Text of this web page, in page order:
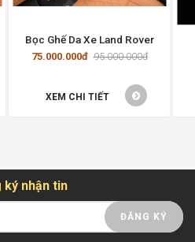
Bọc Ghế Da Xe Land Rover
75.000.000đ 95.000.000đ
XEM CHI TIẾT
ký nhận tin
ĐĂNG KÝ